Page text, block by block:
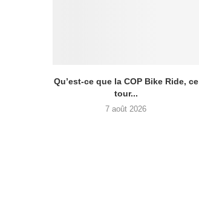
Qu’est-ce que la COP Bike Ride, ce
tour...
7 août 2026